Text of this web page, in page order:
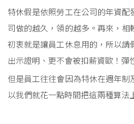
特休假是依照勞工在公司的年資配
司做的越久，領的越多。再來，相
初衷就是讓員工休息用的，所以請
出示證明、更不會被扣薪資歐！彈
但是員工往往會因為特休在週年制
以我們就花一點時間把這兩種算法